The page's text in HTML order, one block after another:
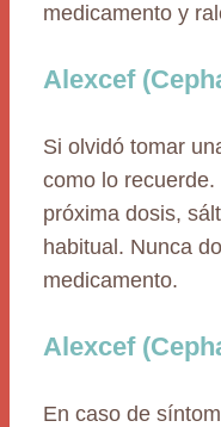
medicamento y
Alexcef
Si olvidó tomar
como lo
próxima dosis,
habitual. Nunca
medicamento.
Alexcef
En caso de